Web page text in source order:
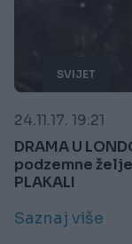
SVIJET
24.11.17. 19:21
DRAMA U
podzemne
PLAKALI
Saznaj više